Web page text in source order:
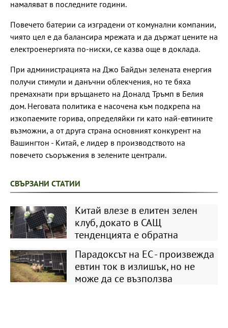
намаляват в последните години.
Повечето батерии са изградени от комунални компании,
чиято цел е да балансира мрежата и да държат цените на
електроенергията по-ниски, се казва още в доклада.
При администрацията на Джо Байдън зелената енергия
получи стимули и данъчни облекчения, но те бяха
премахнати при връщането на Доналд Тръмп в Белия
дом. Неговата политика е насочена към подкрепа на
изкопаемите горива, определяйки ги като най-евтините
възможни, а от друга страна основният конкурент на
Вашингтон - Китай, е лидер в производството на
повечето съоръжения в зелените централи.
СВЪРЗАНИ СТАТИИ
Китай влезе в елитен зелен
клуб, докато в САЩ
тенденцията е обратна
Парадоксът на ЕС - произвежда
евтин ток в излишък, но не
може да се възползва